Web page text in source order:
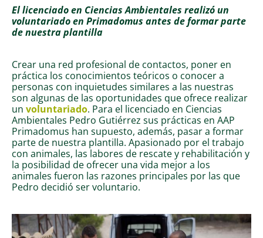
El licenciado en Ciencias Ambientales realizó un
voluntariado en Primadomus antes de formar parte
de nuestra plantilla
Crear una red profesional de contactos, poner en
práctica los conocimientos teóricos o conocer a
personas con inquietudes similares a las nuestras
son algunas de las oportunidades que ofrece realizar
un voluntariado. Para el licenciado en Ciencias
Ambientales Pedro Gutiérrez sus prácticas en AAP
Primadomus han supuesto, además, pasar a formar
parte de nuestra plantilla. Apasionado por el trabajo
con animales, las labores de rescate y rehabilitación y
la posibilidad de ofrecer una vida mejor a los
animales fueron las razones principales por las que
Pedro decidió ser voluntario.